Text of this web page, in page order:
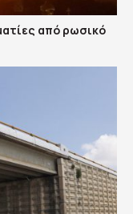
από ρωσικό